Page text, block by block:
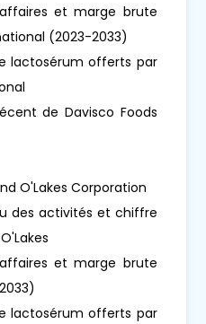
et marge brute
(2023-2033)
lactosérum offerts par
de Davisco Foods
O'Lakes Corporation
des activités et chiffre
et marge brute
lactosérum offerts par